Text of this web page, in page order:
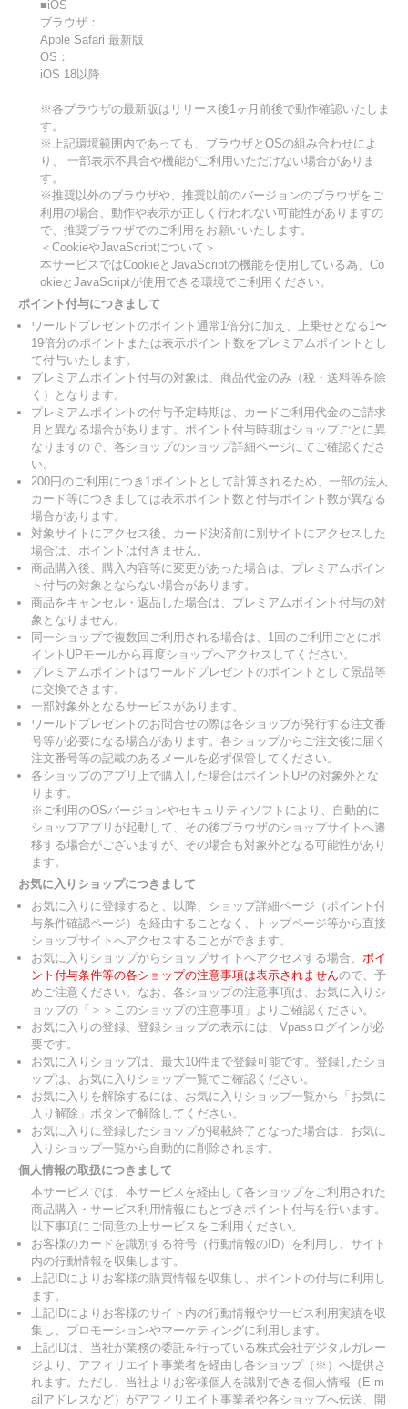
■iOS
ブラウザ：
Apple Safari 最新版
OS：
iOS 18以降
※各ブラウザの最新版はリリース後1ヶ月前後で動作確認いたしま
す。
※上記環境範囲内であっても、ブラウザとOSの組み合わせによ
り、 一部表示不具合や機能がご利用いただけない場合がありま
す。
※推奨以外のブラウザや、推奨以前のバージョンのブラウザをご
利用の場合、動作や表示が正しく行われない可能性がありますの
で、推奨ブラウザでのご利用をお願いいたします。
＜CookieやJavaScriptについて＞
本サービスではCookieとJavaScriptの機能を使用している為、Co
okieとJavaScriptが使用できる環境でご利用ください。
ポイント付与につきまして
ワールドプレゼントのポイント通常1倍分に加え、上乗せとなる1〜
19倍分のポイントまたは表示ポイント数をプレミアムポイントとし
て付与いたします。
プレミアムポイント付与の対象は、商品代金のみ（税・送料等を除
く）となります。
プレミアムポイントの付与予定時期は、カードご利用代金のご請求
月と異なる場合があります。ポイント付与時期はショップごとに異
なりますので、各ショップのショップ詳細ページにてご確認くださ
い。
200円のご利用につき1ポイントとして計算されるため、一部の法人
カード等につきましては表示ポイント数と付与ポイント数が異なる
場合があります。
対象サイトにアクセス後、カード決済前に別サイトにアクセスした
場合は、ポイントは付きません。
商品購入後、購入内容等に変更があった場合は、プレミアムポイン
ト付与の対象とならない場合があります。
商品をキャンセル・返品した場合は、プレミアムポイント付与の対
象となりません。
同一ショップで複数回ご利用される場合は、1回のご利用ごとにポ
イントUPモールから再度ショップへアクセスしてください。
プレミアムポイントはワールドプレゼントのポイントとして景品等
に交換できます。
一部対象外となるサービスがあります。
ワールドプレゼントのお問合せの際は各ショップが発行する注文番
号等が必要になる場合があります。各ショップからご注文後に届く
注文番号等の記載のあるメールを必ず保管してください。
各ショップのアプリ上で購入した場合はポイントUPの対象外とな
ります。
※ご利用のOSバージョンやセキュリティソフトにより、自動的に
ショップアプリが起動して、その後ブラウザのショップサイトへ遷
移する場合がございますが、その場合も対象外となる可能性があり
ます。
お気に入りショップにつきまして
お気に入りに登録すると、以降、ショップ詳細ページ（ポイント付
与条件確認ページ）を経由することなく、トップページ等から直接
ショップサイトへアクセスすることができます。
お気に入りショップからショップサイトへアクセスする場合、 ポイ
ント付与条件等の各ショップの注意事項は表示されませんので、予
めご注意ください。なお、各ショップの注意事項は、お気に入りシ
ョップの「＞＞このショップの注意事項」よりご確認ください。
お気に入りの登録、登録ショップの表示には、Vpassログインが必
要です。
お気に入りショップは、最大10件まで登録可能です。登録したショ
ップは、お気に入りショップ一覧でご確認ください。
お気に入りを解除するには、お気に入りショップ一覧から「お気に
入り解除」ボタンで解除してください。
お気に入りに登録したショップが掲載終了となった場合は、お気に
入りショップ一覧から自動的に削除されます。
個人情報の取扱につきまして
本サービスでは、本サービスを経由して各ショップをご利用された
商品購入・サービス利用情報にもとづきポイント付与を行います。
以下事項にご同意の上サービスをご利用ください。
お客様のカードを識別する符号（行動情報のID）を利用し、サイト
内の行動情報を収集します。
上記IDによりお客様の購買情報を収集し、ポイントの付与に利用し
ます。
上記IDによりお客様のサイト内の行動情報やサービス利用実績を収
集し、プロモーションやマーケティングに利用します。
上記IDは、当社が業務の委託を行っている株式会社デジタルガレー
ジより、アフィリエイト事業者を経由し各ショップ（※）へ提供さ
れます。ただし、当社よりお客様個人を識別できる個人情報（E-m
ailアドレスなど）がアフィリエイト事業者や各ショップへ伝送、開